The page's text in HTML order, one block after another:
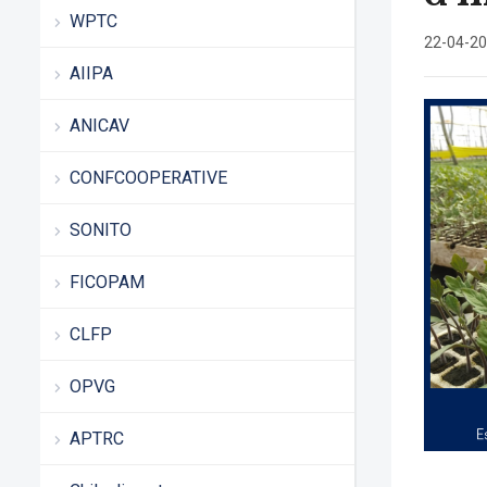
WPTC
AIIPA
ANICAV
CONFCOOPERATIVE
SONITO
FICOPAM
CLFP
OPVG
APTRC
22-04-